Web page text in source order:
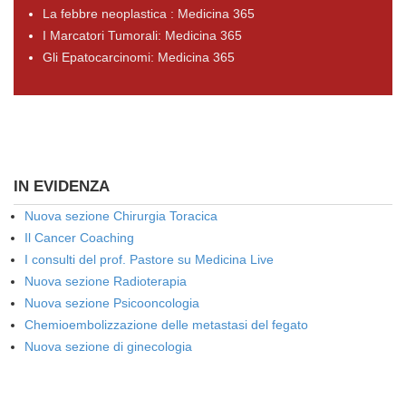
La febbre neoplastica : Medicina 365
I Marcatori Tumorali: Medicina 365
Gli Epatocarcinomi: Medicina 365
IN EVIDENZA
Nuova sezione Chirurgia Toracica
Il Cancer Coaching
I consulti del prof. Pastore su Medicina Live
Nuova sezione Radioterapia
Nuova sezione Psicooncologia
Chemioembolizzazione delle metastasi del fegato
Nuova sezione di ginecologia